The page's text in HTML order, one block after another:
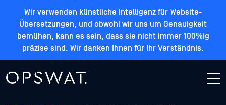
Wir verwenden künstliche Intelligenz für Website-
Übersetzungen, und obwohl wir uns um Genauigkeit
bemühen, kann es sein, dass sie nicht immer 100%ig
präzise sind. Wir danken Ihnen für Ihr Verständnis.